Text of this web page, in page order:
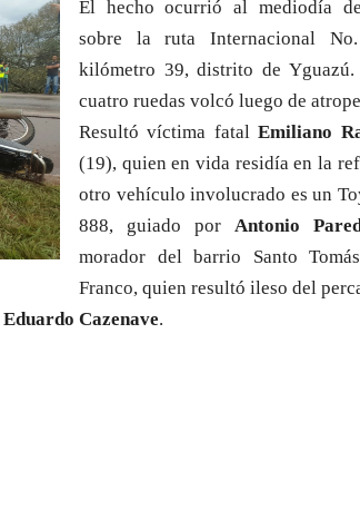
El hecho ocurrió al mediodía
sobre la ruta Internacional
kilómetro 39, distrito de
cuatro ruedas volcó luego de
Resultó víctima fatalEmiliano
(19), quien en vida residía en la
otro vehículo involucrado es un
888, guiado por Antonio
morador del barrio Santo
Franco, quien resultó ileso del
Eduardo Cazenave.